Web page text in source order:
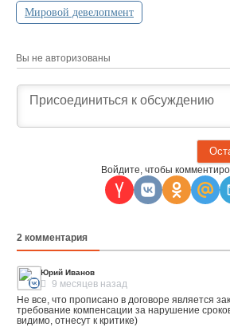
Мировой девелопмент
Вы не авторизованы
Войдите, чтобы
2 комментария
Юрий Иванов
9 месяцев назад
Не все, что прописано в договоре является
требование компенсации за нарушение
видимо, отнесут к критике)